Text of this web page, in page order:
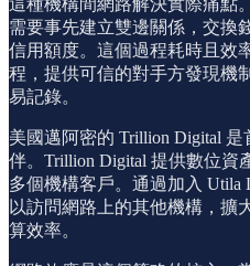
需要事先建立雙邊關係，交換
信用額度。這個過程耗時且效
程，提供可信的對手方發現機
易記錄。
美國邁阿密的 Trillion Digital
伴。Trillion Digital 提供數位資
多個機構客戶。通過加入 Utila
以訪問網路上的其他機構，擴
算效率。